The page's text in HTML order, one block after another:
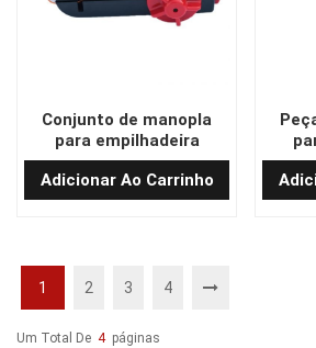
Conjunto de manopla
para empilhadeira
elétrica XILIN
Adicionar Ao Carrinho
1 2 3 4
Um Total De 4 Páginas